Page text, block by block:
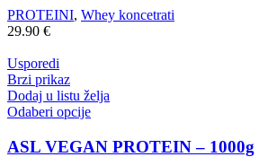
PROTEINI, Whey koncetrati
29.90 €
Usporedi
Brzi prikaz
Dodaj u listu želja
Odaberi opcije
ASL VEGAN PROTEIN – 1000g